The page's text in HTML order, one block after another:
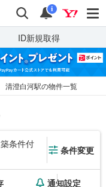
検索 通知
i
ID新規取得
清澄白河駅の物件一覧
条件付
条件変更
通知設定